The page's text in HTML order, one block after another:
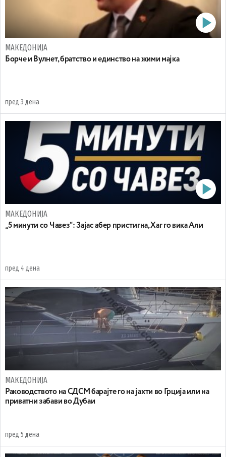
МАКЕДОНИЈА
Борче и Вулнет, братство и единство на жими мајка
пред 3 дена
МАКЕДОНИЈА
„5 минути со Чавез“: Зајас абер пристигна, Хаг го вика Али
пред 4 дена
МАКЕДОНИЈА
Раководството на СДСМ барајте го на јахти во Грција или на
приватни забави во Дубаи
пред 5 дена